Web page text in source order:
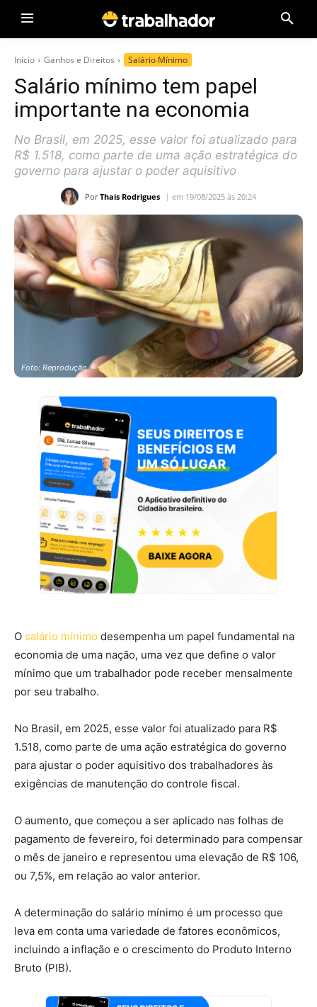
Início Ganhos e Direitos Salário Mínimo
Salário mínimo tem papel
importante na economia
No Brasil, em 2025, esse valor foi atualizado para
R$ 1.518, como parte de uma ação estratégica do
governo para ajustar o poder aquisitivo
Por Thais Rodrigues em 19/08/2025 às 20:24
Foto: Reprodução
O salário mínimo desempenha um papel fundamental na
economia de uma nação, uma vez que define o valor
mínimo que um trabalhador pode receber mensalmente
por seu trabalho.
No Brasil, em 2025, esse valor foi atualizado para R$
1.518, como parte de uma ação estratégica do governo
para ajustar o poder aquisitivo dos trabalhadores às
exigências de manutenção do controle fiscal.
O aumento, que começou a ser aplicado nas folhas de
pagamento de fevereiro, foi determinado para compensar
o mês de janeiro e representou uma elevação de R$ 106,
ou 7,5%, em relação ao valor anterior.
A determinação do salário mínimo é um processo que
leva em conta uma variedade de fatores econômicos,
incluindo a inflação e o crescimento do Produto Interno
Bruto (PIB).